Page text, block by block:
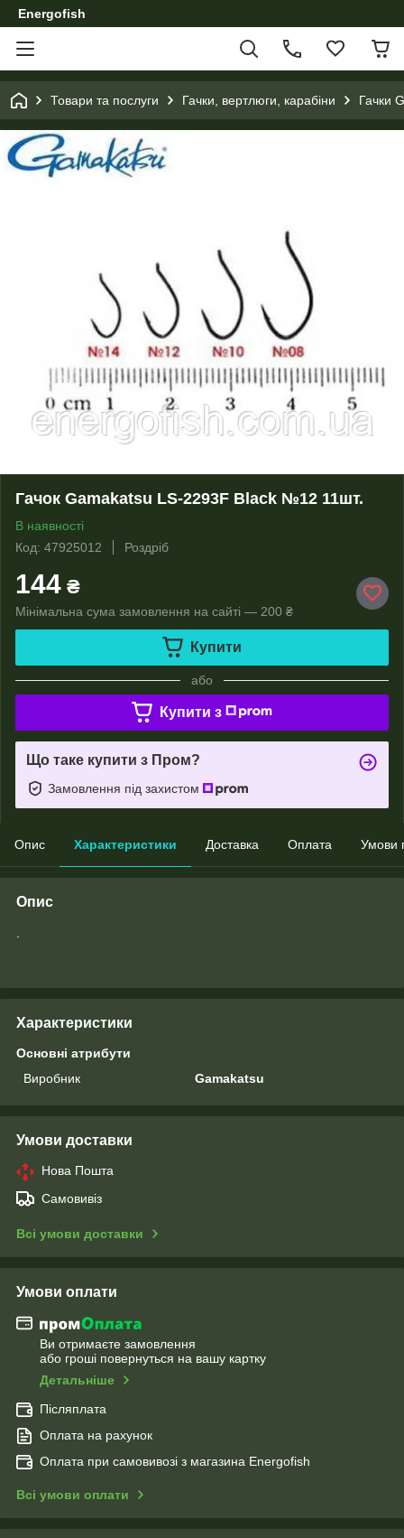
Energofish
Товари та послуги Гачки, вертлюги, карабіни Гачки
Гачок Gamakatsu LS-2293F Black №12 11шт.
В наявності
Код: 47925012
Роздріб
144 ₴
Мінімальна сума замовлення на сайті — 200 ₴
Купити
або
Купити з
Що таке купити з Пром?
Замовлення під захистом
Опис Характеристики Доставка Оплата Умови
Опис
Характеристики
Основні атрибути
Виробник
Gamakatsu
Умови доставки
Нова Пошта
Самовивіз
Всі умови доставки
Умови оплати
Ви отримаєте замовлення
або гроші повернуться на вашу картку
Детальніше
Післяплата
Оплата на рахунок
Оплата при самовивозі з магазина Energofish
Всі умови оплати